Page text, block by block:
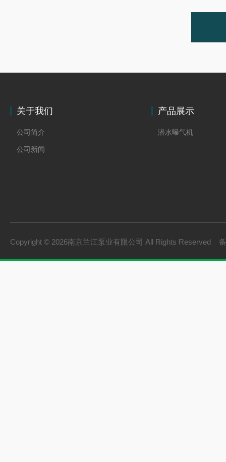
关于我们
公司简介
公司新闻
产品展示
潜水曝气机
Copyright © 2026南京兰江泵业有限公司 All Rights Reserved